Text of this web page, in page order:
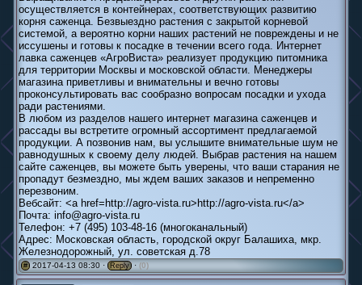
осуществляется в контейнерах, соответствующих развитию
корня саженца. Безвыездно растения с закрытой корневой
системой, а вероятно корни наших растений не повреждены и не
иссушены и готовы к посадке в течении всего года. Интернет
лавка саженцев «АгроВиста» реализует продукцию питомника
для территории Москвы и московской области. Менеджеры
магазина приветливы и внимательны и вечно готовы
проконсультировать вас сообразно вопросам посадки и ухода
ради растениями.
В любом из разделов нашего интернет магазина саженцев и
рассады вы встретите огромный ассортимент предлагаемой
продукции. А позвонив нам, вы услышите внимательные шум не
равнодушных к своему делу людей. Выбрав растения на нашем
сайте саженцев, вы можете быть уверены, что ваши старания не
пропадут безмездно, мы ждем ваших заказов и непременно
перезвоним.
Вебсайт: <a href=http://agro-vista.ru>http://agro-vista.ru</a>
Почта: info@agro-vista.ru
Телефон: +7 (495) 103-48-16 (многоканальный)
Адрес: Московская область, городской округ Балашиха, мкр.
Железнодорожный, ул. советская д.78
# 2017-04-13 08:30 · Reply · (0)